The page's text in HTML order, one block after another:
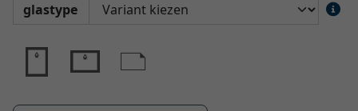
glastype